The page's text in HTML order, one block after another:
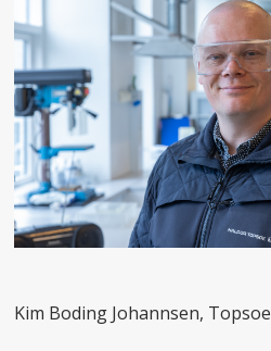
Kim Boding Johannsen, Topsoe